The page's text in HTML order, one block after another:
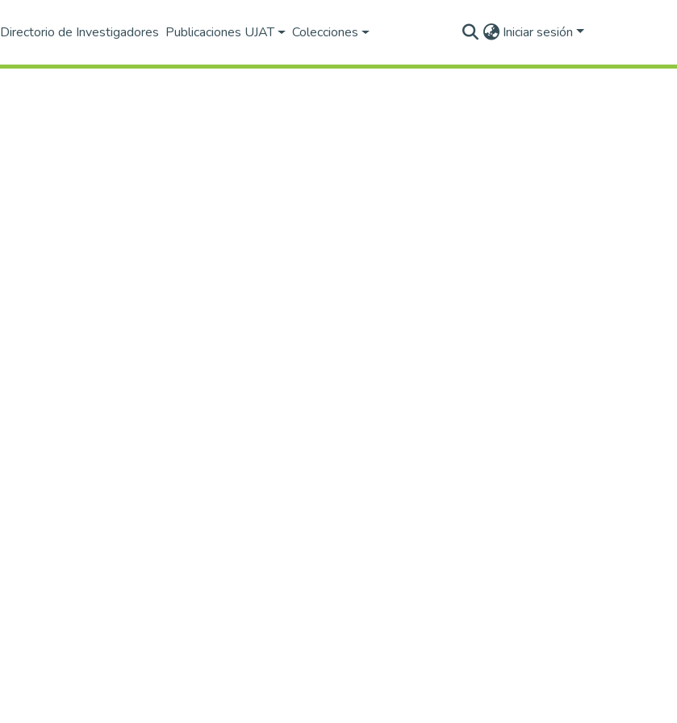
Directorio de Investigadores Publicaciones UJAT Colecciones Iniciar sesión